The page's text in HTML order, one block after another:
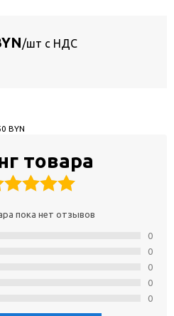
/шт с НДС
BYN
товара
пока нет отзывов
0
0
0
0
0